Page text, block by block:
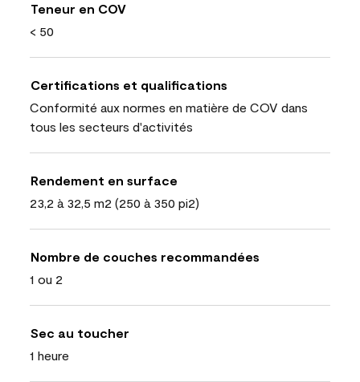
Teneur en COV
< 50
Certifications et qualifications
Conformité aux normes en matière de COV dans
tous les secteurs d'activités
Rendement en surface
23,2 à 32,5 m2 (250 à 350 pi2)
Nombre de couches recommandées
1 ou 2
Sec au toucher
1 heure